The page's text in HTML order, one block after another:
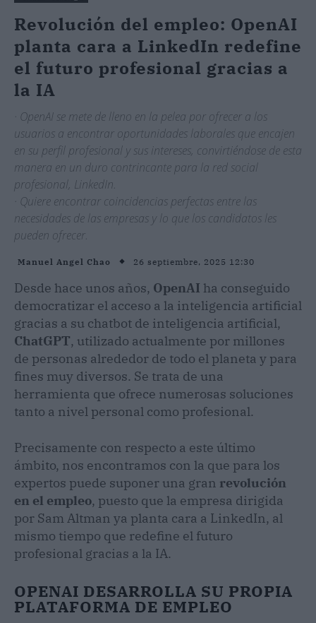
Revolución del empleo: OpenAI
planta cara a LinkedIn redefine
el futuro profesional gracias a
la IA
· OpenAI se mete de lleno en la pelea por ofrecer a los
usuarios a encontrar oportunidades laborales que encajen
en su perfil profesional y sus intereses, convirtiéndose de esta
manera en un duro contrincante para la red social
profesional, LinkedIn.
· Quiere encontrar coincidencias perfectas entre las
necesidades de las empresas y lo que los candidatos les
pueden ofrecer.
Manuel Angel Chao 26 septiembre, 2025 12:30
Desde hace unos años, OpenAI ha conseguido
democratizar el acceso a la inteligencia artificial
gracias a su chatbot de inteligencia artificial,
ChatGPT, utilizado actualmente por millones
de personas alrededor de todo el planeta y para
fines muy diversos. Se trata de una
herramienta que ofrece numerosas soluciones
tanto a nivel personal como profesional.
Precisamente con respecto a este último
ámbito, nos encontramos con la que para los
expertos puede suponer una gran revolución
en el empleo, puesto que la empresa dirigida
por Sam Altman ya planta cara a LinkedIn, al
mismo tiempo que redefine el futuro
profesional gracias a la IA.
OPENAI DESARROLLA SU PROPIA
PLATAFORMA DE EMPLEO